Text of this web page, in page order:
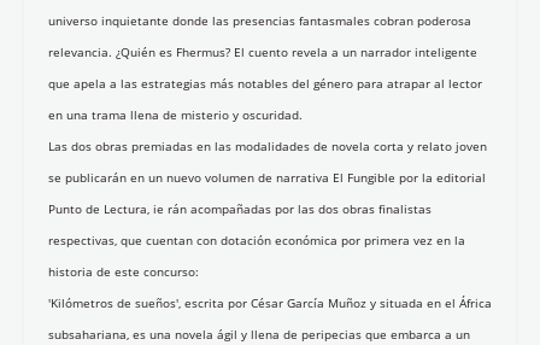
universo inquietante donde las presencias fantasmales cobran poderosa
relevancia. ¿Quién es Fhermus? El cuento revela a un narrador inteligente
que apela a las estrategias más notables del género para atrapar al lector
en una trama llena de misterio y oscuridad.
Las dos obras premiadas en las modalidades de novela corta y relato joven
se publicarán en un nuevo volumen de narrativa El Fungible por la editorial
Punto de Lectura, ie rán acompañadas por las dos obras finalistas
respectivas, que cuentan con dotación económica por primera vez en la
historia de este concurso:
'Kilómetros de sueños', escrita por César García Muñoz y situada en el África
subsahariana, es una novela ágil y llena de peripecias que embarca a un